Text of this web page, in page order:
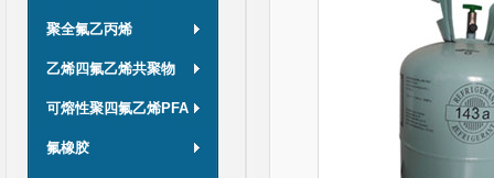
聚全氟乙丙烯
乙烯四氟乙烯共聚物
可熔性聚四氟乙烯PFA
氟橡胶